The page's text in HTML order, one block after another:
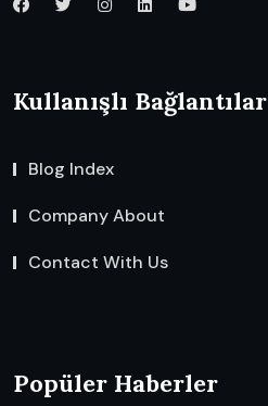
Kullanışlı Bağlantılar
Blog Index
Company About
Contact With Us
Popüler Haberler